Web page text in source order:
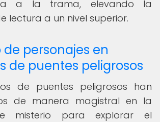
a la trama, elevando la
lectura a un nivel superior.
de personajes en
de puentes peligrosos
de puentes peligrosos han
de manera magistral en la
misterio para explorar el